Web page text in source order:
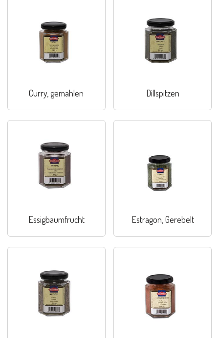
Curry, gemahlen Dillspitzen
Essigbaumfrucht Estragon, Gerebelt